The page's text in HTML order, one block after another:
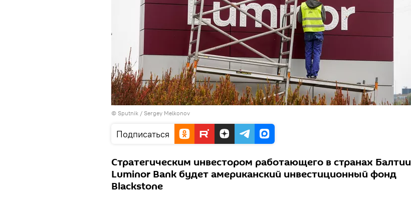
© Sputnik / Sergey Melkonov
Подписаться
Стратегическим инвестором работающего в странах Балтии
Luminor Bank будет американский инвестиционный фонд
Blackstone